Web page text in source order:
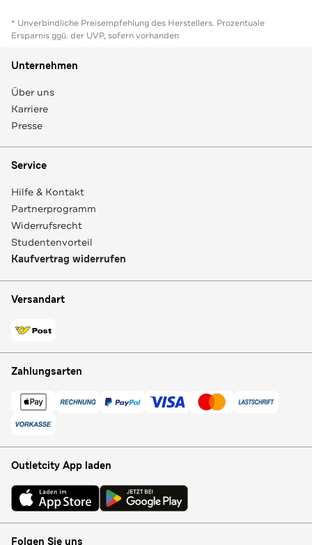
* Unverbindliche Preisempfehlung des Herstellers. Prozentuale
Ersparnis ggü. der UVP, sofern vorhanden
Unternehmen
Über uns
Karriere
Presse
Service
Hilfe & Kontakt
Partnerprogramm
Widerrufsrecht
Studentenvorteil
Kaufvertrag widerrufen
Versandart
Zahlungsarten
Outletcity App laden
Folgen Sie uns